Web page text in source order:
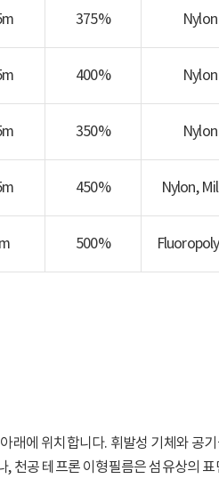
375% Nylon
400% Nylon
350% Nylon
450% Nylon,
500%
에 위치합니다. 휘발성 기체와 공
천공 테프론 이형필름은 섬유상의